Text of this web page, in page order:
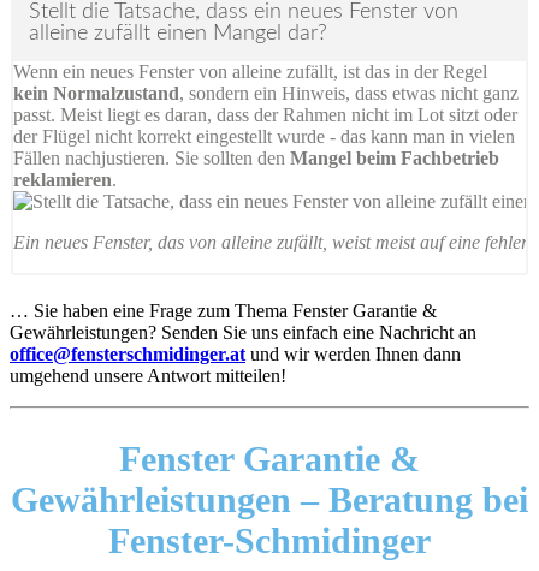
Stellt die Tatsache, dass ein neues Fenster von
alleine zufällt einen Mangel dar?
Wenn ein neues Fenster von alleine zufällt, ist das in der Regel
kein Normalzustand, sondern ein Hinweis, dass etwas nicht ganz
passt. Meist liegt es daran, dass der Rahmen nicht im Lot sitzt oder
der Flügel nicht korrekt eingestellt wurde - das kann man in vielen
Fällen nachjustieren. Sie sollten den Mangel beim Fachbetrieb
reklamieren.
Ein neues Fenster, das von alleine zufällt, weist meist auf eine
… Sie haben eine Frage zum Thema Fenster Garantie &
Gewährleistungen? Senden Sie uns einfach eine Nachricht an
office@fensterschmidinger.at und wir werden Ihnen dann
umgehend unsere Antwort mitteilen!
Fenster Garantie &
Gewährleistungen – Beratung bei
Fenster-Schmidinger